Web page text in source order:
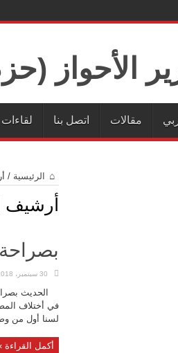
الأحواز
مقالات اتصل بنا لقاءات
الرئيسية /
أرشيف
30 سبتمبر، 2018
الحديث
في أختلاف
لسنا أول من
أكمل القراءة